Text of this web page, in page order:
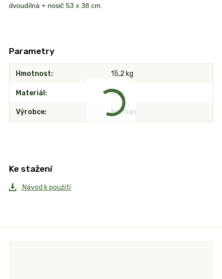
dvoudílná + nosič 53 x 38 cm.
Parametry
Hmotnost 15,2 kg
Materiál žula
Výrobce Norman
Ke stažení
Návod k použití